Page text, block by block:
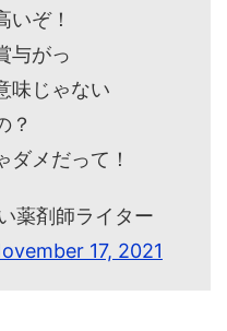
いぞ！
与がっ
味じゃない
？
ダメだって！
薬剤師ライター
17, 2021